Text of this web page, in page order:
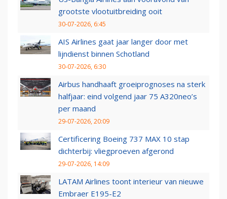
grootste vlootuitbreiding ooit
30-07-2026, 6:45
AIS Airlines gaat jaar langer door met
lijndienst binnen Schotland
30-07-2026, 6:30
Airbus handhaaft groeiprognoses na sterk
halfjaar: eind volgend jaar 75 A320neo’s
per maand
29-07-2026, 20:09
Certificering Boeing 737 MAX 10 stap
dichterbij: vliegproeven afgerond
29-07-2026, 14:09
LATAM Airlines toont interieur van nieuwe
Embraer E195-E2